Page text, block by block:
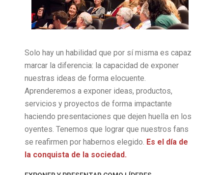
Solo hay un habilidad que por sí misma es capaz
marcar la diferencia: la capacidad de exponer
nuestras ideas de forma elocuente.
Aprenderemos a exponer ideas, productos,
servicios y proyectos de forma impactante
haciendo presentaciones que dejen huella en los
oyentes. Tenemos que lograr que nuestros fans
se reafirmen por habernos elegido. Es el día de
la conquista de la sociedad.